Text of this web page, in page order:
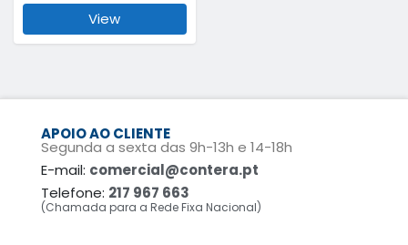
View
APOIO AO CLIENTE
Segunda a sexta das 9h-13h e 14-18h
E-mail: comercial@contera.pt
Telefone: 217 967 663
(Chamada para a Rede Fixa Nacional)